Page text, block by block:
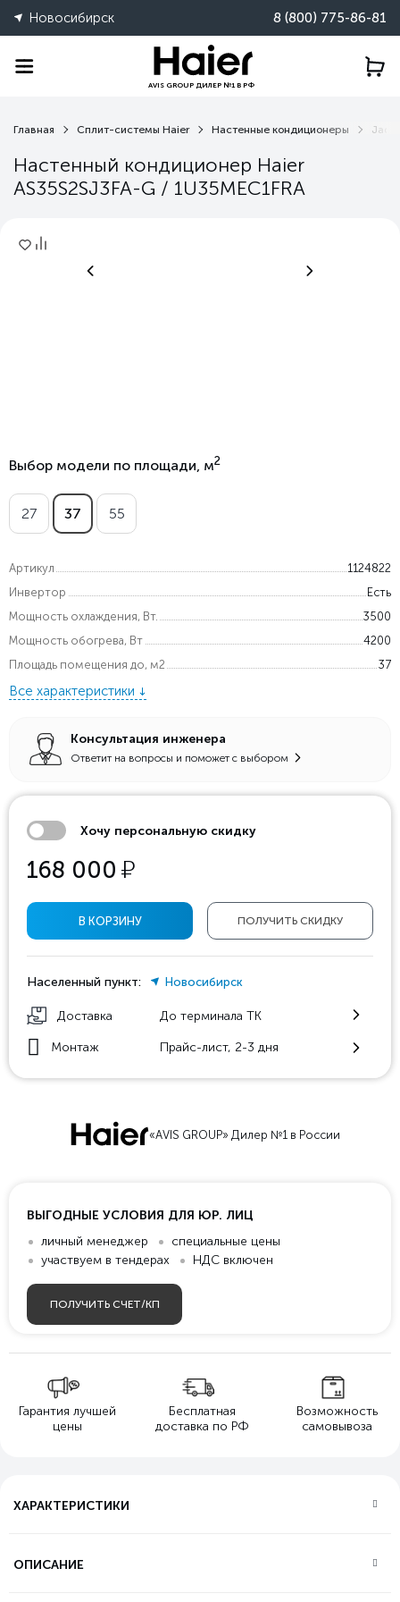
Новосибирск 8 (800) 775-86-81
AVIS GROUP ДИЛЕР №1 В РФ
Главная Сплит-системы Haier Настенные кондиционеры Jade
Настенный кондиционер Haier
AS35S2SJ3FA-G / 1U35MEC1FRA
Выбор модели по площади, м2
27 37 55
Артикул
1124822
Инвертор
Есть
Мощность охлаждения, Вт.
3500
Мощность обогрева, Вт
4200
Площадь помещения до, м2
37
Все характеристики
Консультация инженера
Ответит на вопросы и поможет с выбором
Хочу персональную скидку
168 000 у
ПОЛУЧИТЬ СКИДКУ
В КОРЗИНУ
Населенный пункт: Новосибирск
Доставка До терминала ТК
Монтаж Прайс-лист, 2-3 дня
«AVIS GROUP» Дилер №1 в России
ВЫГОДНЫЕ УСЛОВИЯ ДЛЯ ЮР. ЛИЦ
личный менеджер
специальные цены
участвуем в тендерах
НДС включен
ПОЛУЧИТЬ СЧЕТ/КП
Гарантия лучшей
цены
Бесплатная
доставка по РФ
Возможность
самовывоза
ХАРАКТЕРИСТИКИ
ОПИСАНИЕ